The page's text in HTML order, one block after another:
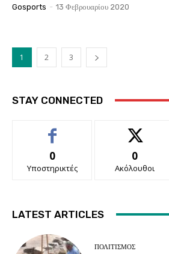
Gosports - 13 Φεβρουαρίου 2020
1 2 3
STAY CONNECTED
0
Υποστηρικτές
0
Ακόλουθοι
LATEST ARTICLES
ΠΟΛΙΤΙΣΜΌΣ